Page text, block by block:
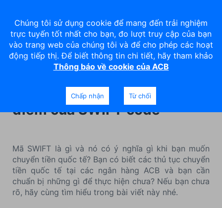
Mã SWIFT trong chuyển tiền
ra nước ngoài là gì? Các đặc
điểm của SWIFT code
Mã SWIFT là gì và nó có ý nghĩa gì khi bạn muốn
chuyển tiền quốc tế? Bạn có biết các thủ tục chuyển
tiền quốc tế tại các ngân hàng ACB và bạn cần
chuẩn bị những gì để thực hiện chưa? Nếu bạn chưa
rõ, hãy cùng tìm hiểu trong bài viết này nhé.
Chúng tôi sử dụng cookie để mang đến trải nghiệm
trực tuyến tốt nhất cho bạn, đo lượt truy cập của bạn
vào trang web của chúng tôi và để cho phép các hoạt
động tiếp thị. Để biết thông tin chi tiết, hãy tham khảo
Thông báo về cookie của ACB
Chấp nhận Từ chối